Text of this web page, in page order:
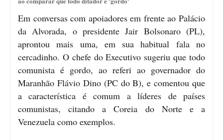
Em conversas com apoiadores em frente ao Palácio
da Alvorada, o presidente Jair Bolsonaro (PL),
aprontou mais uma, em sua habitual fala no
cercadinho. O chefe do Executivo sugeriu que todo
comunista é gordo, ao referi ao governador do
Maranhão Flávio Dino (PC do B), e comentou que
a característica é comum a líderes de países
comunistas, citando a Coreia do Norte e a
Venezuela como exemplos.